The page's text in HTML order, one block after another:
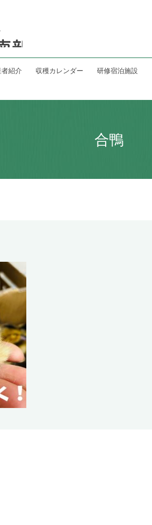
紹介 収穫カレンダー 研修宿泊施設
合鴨